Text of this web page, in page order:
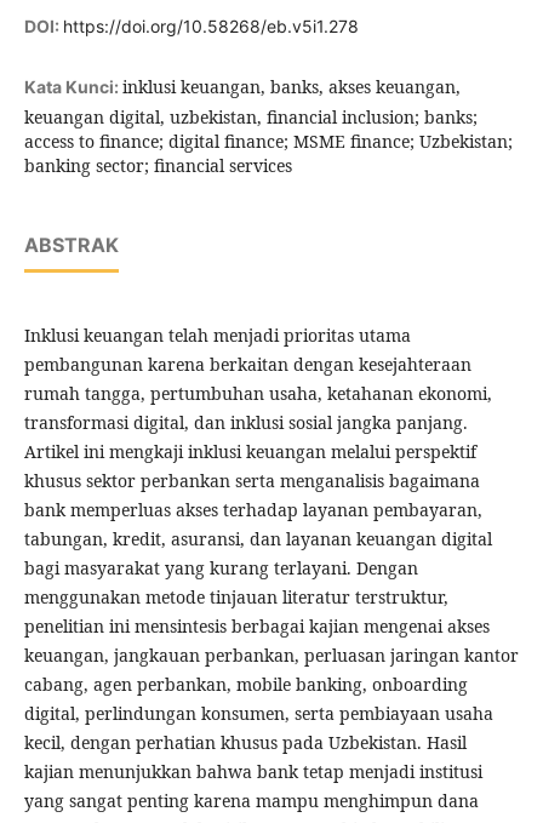
DOI: https://doi.org/10.58268/eb.v5i1.278
Kata Kunci: inklusi keuangan, banks, akses keuangan,
keuangan digital, uzbekistan, financial inclusion; banks;
access to finance; digital finance; MSME finance; Uzbekistan;
banking sector; financial services
ABSTRAK
Inklusi keuangan telah menjadi prioritas utama
pembangunan karena berkaitan dengan kesejahteraan
rumah tangga, pertumbuhan usaha, ketahanan ekonomi,
transformasi digital, dan inklusi sosial jangka panjang.
Artikel ini mengkaji inklusi keuangan melalui perspektif
khusus sektor perbankan serta menganalisis bagaimana
bank memperluas akses terhadap layanan pembayaran,
tabungan, kredit, asuransi, dan layanan keuangan digital
bagi masyarakat yang kurang terlayani. Dengan
menggunakan metode tinjauan literatur terstruktur,
penelitian ini mensintesis berbagai kajian mengenai akses
keuangan, jangkauan perbankan, perluasan jaringan kantor
cabang, agen perbankan, mobile banking, onboarding
digital, perlindungan konsumen, serta pembiayaan usaha
kecil, dengan perhatian khusus pada Uzbekistan. Hasil
kajian menunjukkan bahwa bank tetap menjadi institusi
yang sangat penting karena mampu menghimpun dana